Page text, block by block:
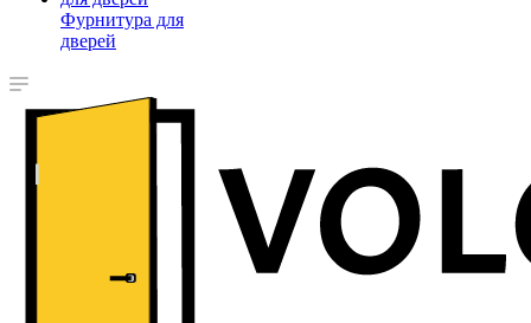
Фурнитура для
дверей